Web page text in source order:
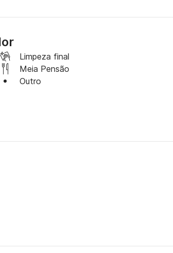
Limpeza final
Meia Pensão
Outro